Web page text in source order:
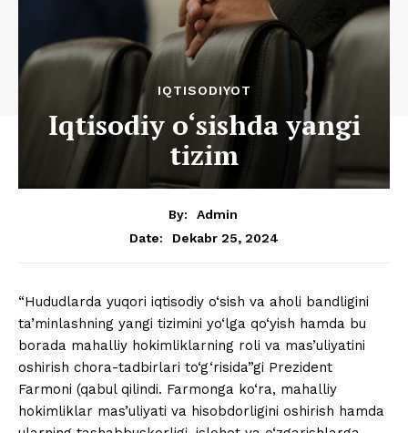
IQTISODIYOT
Iqtisodiy o‘sishda yangi
tizim
By:
Admin
Date:
Dekabr 25, 2024
“Hududlarda yuqori iqtisodiy o‘sish va aholi bandligini
ta’minlashning yangi tizimini yo‘lga qo‘yish hamda bu
borada mahalliy hokimliklarning roli va mas’uliyatini
oshirish chora-tadbirlari to‘g‘risida”gi Prezident
Farmoni (qabul qilindi. Farmonga ko‘ra, mahalliy
hokimliklar mas’uliyati va hisobdorligini oshirish hamda